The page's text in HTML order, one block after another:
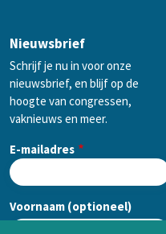
Nieuwsbrief
Schrijf je nu in voor onze
nieuwsbrief, en blijf op de
hoogte van congressen,
vaknieuws en meer.
E-mailadres
Voornaam (optioneel)